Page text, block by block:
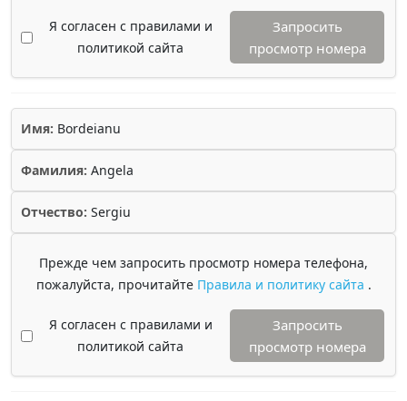
Я согласен с правилами и
политикой сайта
Запросить
просмотр номера
Имя: Bordeianu
Фамилия: Angela
Отчество: Sergiu
Прежде чем запросить просмотр номера телефона,
пожалуйста, прочитайте Правила и политику сайта .
Я согласен с правилами и
политикой сайта
Запросить
просмотр номера